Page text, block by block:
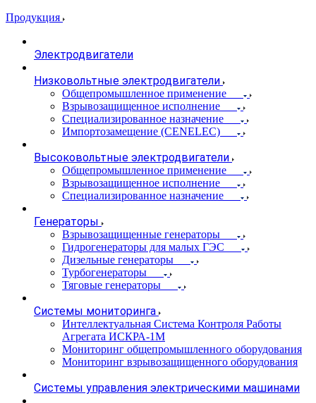
Продукция
Электродвигатели
Низковольтные электродвигатели
Общепромышленное применение
Взрывозащищенное исполнение
Специализированное назначение
Импортозамещение (CENELEC)
Высоковольтные электродвигатели
Общепромышленное применение
Взрывозащищенное исполнение
Специализированное назначение
Генераторы
Взрывозащищенные генераторы
Гидрогенераторы для малых ГЭС
Дизельные генераторы
Турбогенераторы
Тяговые генераторы
Системы мониторинга
Интеллектуальная Система Контроля Работы
Агрегата ИСКРА-1М
Мониторинг общепромышленного оборудования
Мониторинг взрывозащищенного оборудования
Системы управления электрическими машинами